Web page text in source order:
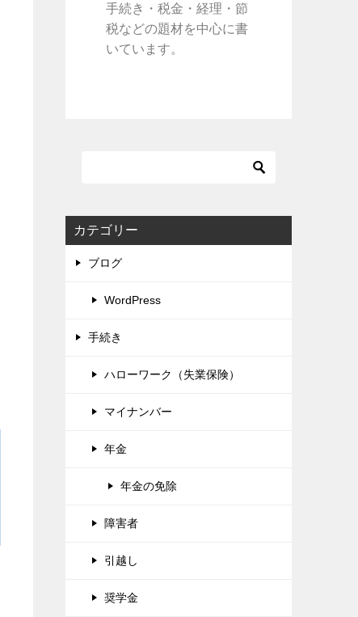
手続き・税金・経理・節
税などの題材を中心に書
いています。
カテゴリー
ブログ
WordPress
手続き
ハローワーク（失業保険）
マイナンバー
年金
年金の免除
障害者
引越し
奨学金